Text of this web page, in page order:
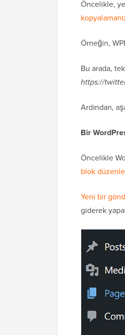
Öncelikle,
Örneğin,
Bu arada,
https://
Ardından,
Bir
Öncelikle
blok
Yeni bir
giderek